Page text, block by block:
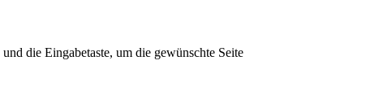
die Eingabetaste, um die gewünschte Seite